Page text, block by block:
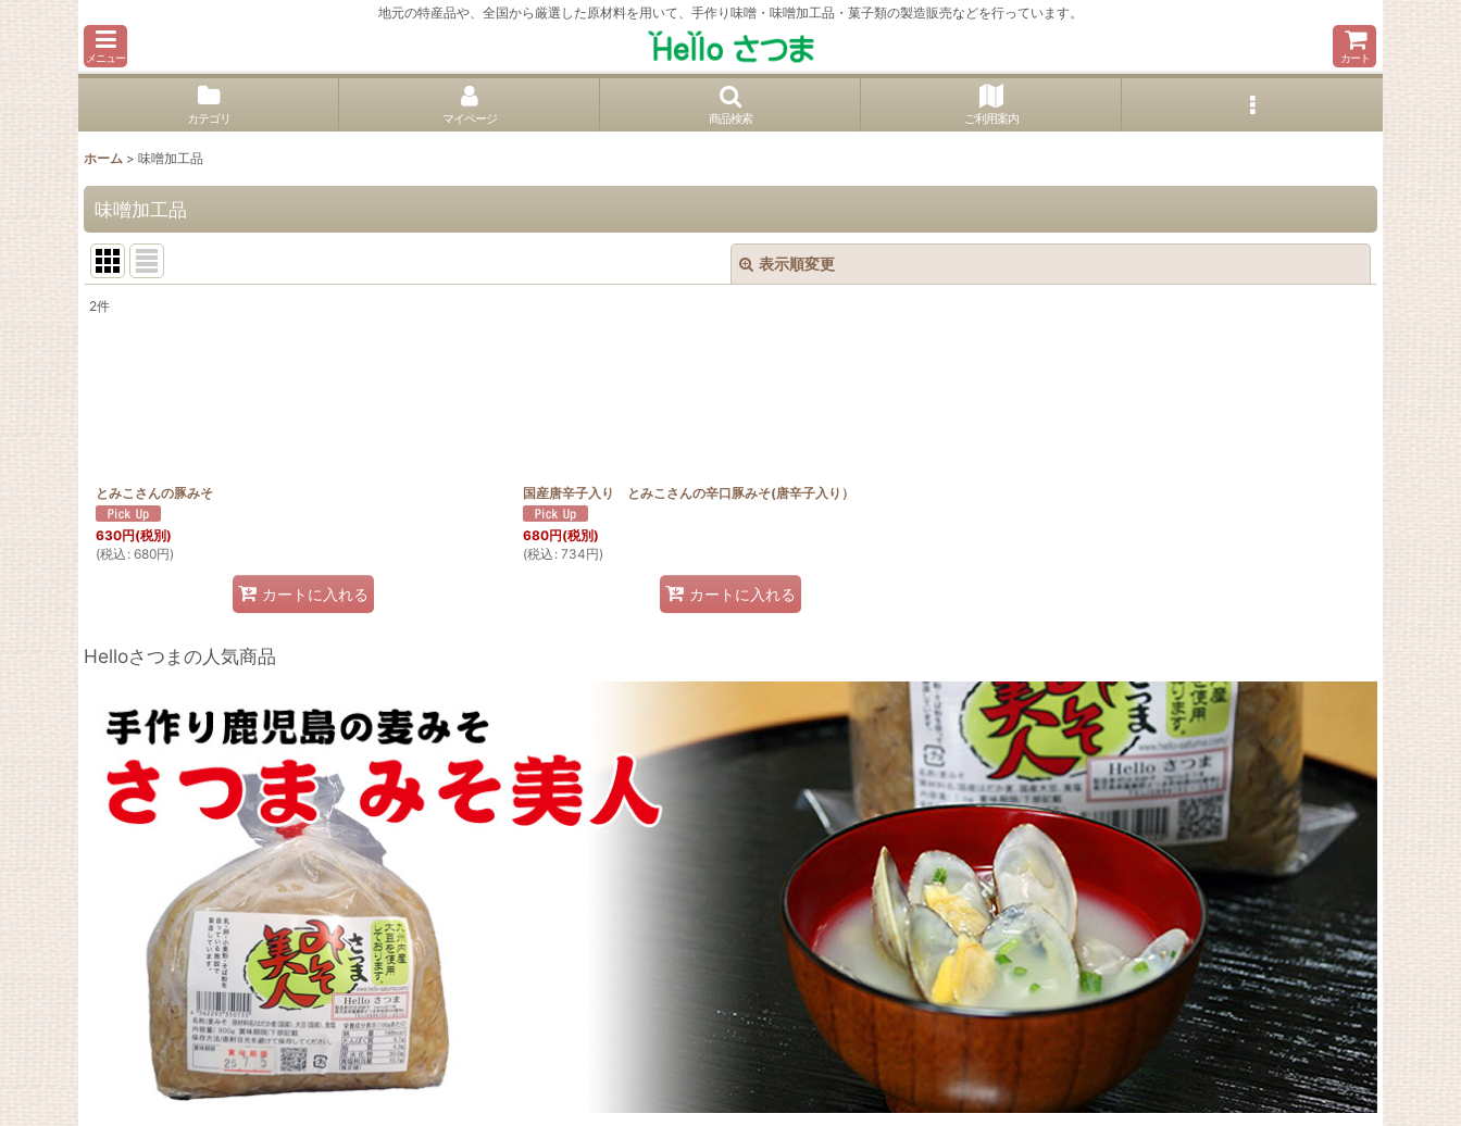
地元の特産品や、全国から厳選した原材料を用いて、手作り味噌・味噌加工品・菓子類の製造販売などを行っています。
メニュー カート
カテゴリ マイページ 商品検索 ご利用案内
ホーム > 味噌加工品
味噌加工品
表示順変更
2件
とみこさんの豚みそ
630円(税別)
(税込 : 680円)
カートに入れる
国産唐辛子入り とみこさんの辛口豚みそ(唐辛子入り）
680円(税別)
(税込 : 734円)
カートに入れる
Helloさつまの人気商品